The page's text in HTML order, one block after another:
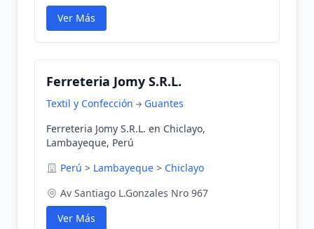
Ver Más
Ferreteria Jomy S.R.L.
Textil y Confección
Guantes
Ferreteria Jomy S.R.L. en Chiclayo,
Lambayeque, Perú
Perú > Lambayeque > Chiclayo
Av Santiago L.Gonzales Nro 967
Ver Más